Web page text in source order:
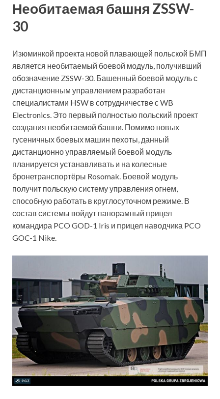
Необитаемая башня ZSSW-
30
Изюминкой проекта новой плавающей польской БМП
является необитаемый боевой модуль, получивший
обозначение ZSSW-30. Башенный боевой модуль с
дистанционным управлением разработан
специалистами HSW в сотрудничестве с WB
Electronics. Это первый полностью польский проект
создания необитаемой башни. Помимо новых
гусеничных боевых машин пехоты, данный
дистанционно управляемый боевой модуль
планируется устанавливать и на колесные
бронетранспортёры Rosomak. Боевой модуль
получит польскую систему управления огнем,
способную работать в круглосуточном режиме. В
состав системы войдут панорамный прицел
командира PCO GOD-1 Iris и прицел наводчика PCO
GOC-1 Nike.